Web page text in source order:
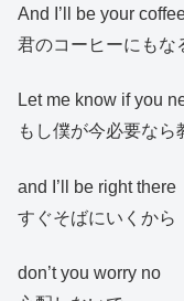
And I’ll be your
君のコーヒーにもな
Let me know if you
もし僕が今必要なら
and I’ll be right there
すぐそばにいくから
don’t you worry no